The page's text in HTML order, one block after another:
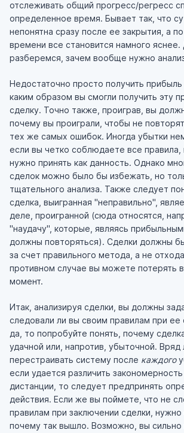
отслеживать общий прогресс/регресс
определенное время. Бывает так, что
непонятна сразу после ее закрытия, а
времени все становится намного яснее.
разберемся, зачем вообще нужно
Недостаточно просто получить прибыль
каким образом вы смогли получить эту
сделку. Точно также, проиграв, вы
почему вы проиграли, чтобы не
тех же самых ошибок. Иногда убытки
если вы четко соблюдаете все правила,
нужно принять как данность. Однако
сделок можно было бы избежать, но
тщательного анализа. Также следует
сделка, выигранная "неправильно",
деле, проигранной (сюда относятся,
"наудачу", которые, являясь
должны повторяться). Сделки должны
за счет правильного метода, а не
противном случае вы можете потерять
момент.
Итак, анализируя сделки, вы должны
следовали ли вы своим правилам при ее
да, то попробуйте понять, почему
удачной или, напротив, убыточной. Вряд
перестраивать систему после каждого
если удается различить
дистанции, то следует предпринять
действия. Если же вы поймете, что не
правилам при заключении сделки, нужно
почему так вышло. Возможно, вы сильно